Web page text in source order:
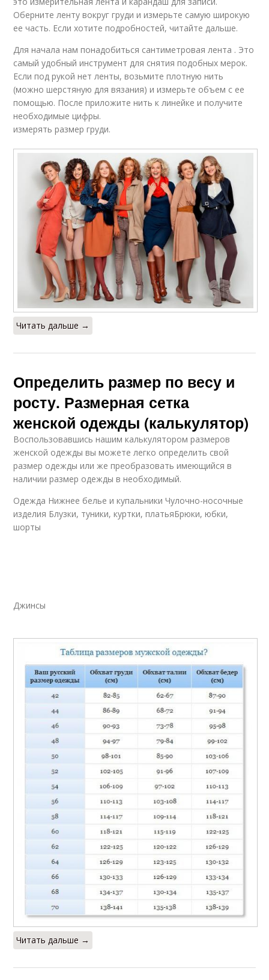
Оберните ленту вокруг груди и измерьте самую широкую
ее часть. Если хотите подробностей, читайте дальше.
Для начала нам понадобиться сантиметровая лента . Это
самый удобный инструмент для снятия подобных мерок.
Если под рукой нет ленты, возьмите плотную нить
(можно шерстяную для вязания) и измерьте объем с ее
помощью. После приложите нить к линейке и получите
необходимые цифры.
измерять размер груди.
Читать дальше →
Определить размер по весу и
росту. Размерная сетка
женской одежды (калькулятор)
Воспользовавшись нашим калькулятором размеров
женской одежды вы можете легко определить свой
размер одежды или же преобразовать имеющийся в
наличии размер одежды в необходимый.
Одежда Нижнее белье и купальники Чулочно-носочные
изделия Блузки, туники, куртки, платьяБрюки, юбки,
шорты
Джинсы
Читать дальше →